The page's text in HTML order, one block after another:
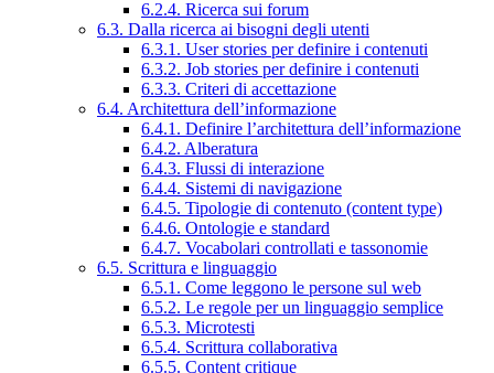
6.2.4. Ricerca sui forum
6.3. Dalla ricerca ai bisogni degli utenti
6.3.1. User stories per definire i contenuti
6.3.2. Job stories per definire i contenuti
6.3.3. Criteri di accettazione
6.4. Architettura dell’informazione
6.4.1. Definire l’architettura dell’informazione
6.4.2. Alberatura
6.4.3. Flussi di interazione
6.4.4. Sistemi di navigazione
6.4.5. Tipologie di contenuto (content type)
6.4.6. Ontologie e standard
6.4.7. Vocabolari controllati e tassonomie
6.5. Scrittura e linguaggio
6.5.1. Come leggono le persone sul web
6.5.2. Le regole per un linguaggio semplice
6.5.3. Microtesti
6.5.4. Scrittura collaborativa
6.5.5. Content critique